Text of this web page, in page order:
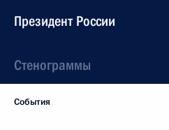
Президент России
Стенограммы
События